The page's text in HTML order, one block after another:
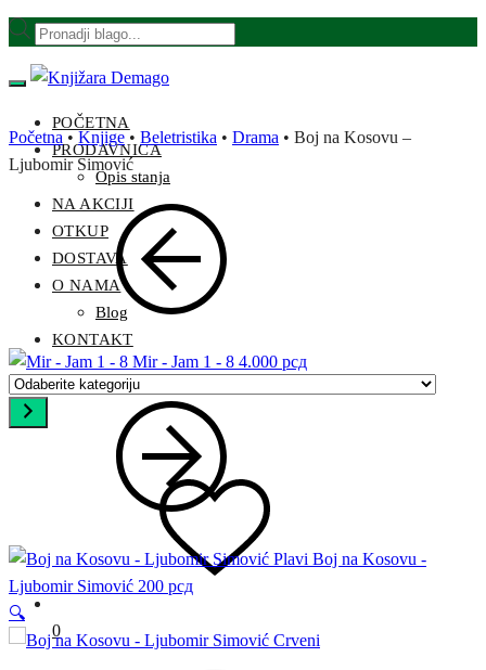
Skip
navigation
Skip
content
Products
POČETNA
PRODAVNICA
Opis stanja
NA AKCIJI
OTKUP
DOSTAVA
O NAMA
Blog
KONTAKT
Odaberite
kategoriju
0
Početna • Knjige • Beletristika • Drama • Boj na Kosovu –
Ljubomir Simović
Mir - Jam 1 - 8 4.000 рсд
Boj na Kosovu -
Ljubomir Simović 200 рсд
🔍